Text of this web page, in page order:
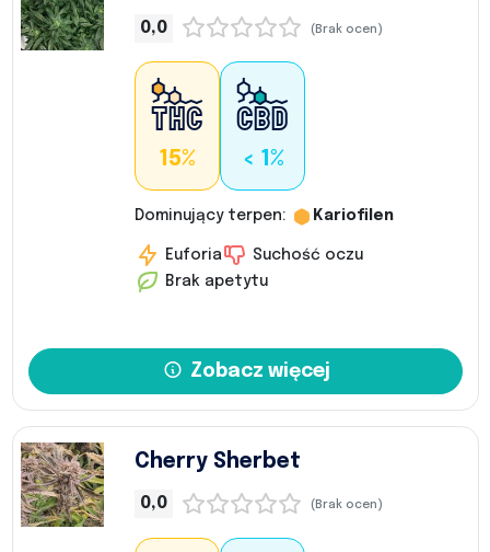
0,0 (Brak ocen)
15% < 1%
Dominujący terpen: Kariofilen
Euforia
Suchość oczu
Brak apetytu
Zobacz więcej
Cherry Sherbet
0,0 (Brak ocen)